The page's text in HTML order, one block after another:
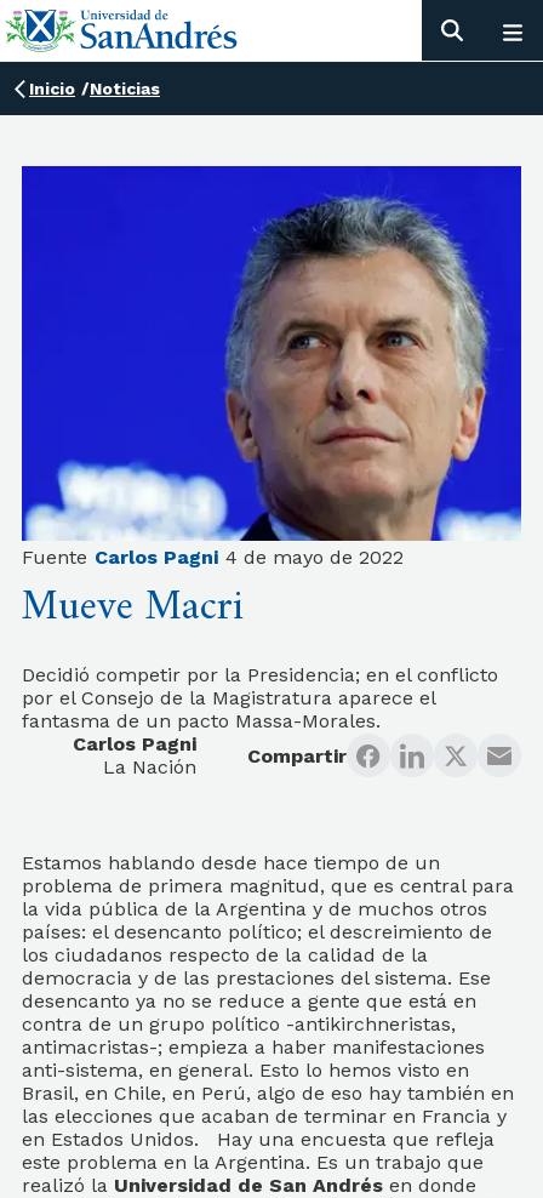
Inicio /Noticias
Fuente Carlos Pagni 4 de mayo de 2022
Mueve Macri
Decidió competir por la Presidencia; en el conflicto
por el Consejo de la Magistratura aparece el
fantasma de un pacto Massa-Morales.
Carlos Pagni
La Nación
Compartir
Estamos hablando desde hace tiempo de un
problema de primera magnitud, que es central para
la vida pública de la Argentina y de muchos otros
países: el desencanto político; el descreimiento de
los ciudadanos respecto de la calidad de la
democracia y de las prestaciones del sistema. Ese
desencanto ya no se reduce a gente que está en
contra de un grupo político -antikirchneristas,
antimacristas-; empieza a haber manifestaciones
anti-sistema, en general. Esto lo hemos visto en
Brasil, en Chile, en Perú, algo de eso hay también en
las elecciones que acaban de terminar en Francia y
en Estados Unidos. Hay una encuesta que refleja
este problema en la Argentina. Es un trabajo que
realizó la Universidad de San Andrés en donde estudian los niveles de satisfacción política. En este caso, analiza la imagen de las principales organizaciones, actores y sectores. Empiezo por el final: los jueces tienen un 59% de imagen negativa y un 5% de imagen muy buena, están en el fondo del mar. El kirchnerismo tiene un 67% negativa; el FMI un 41% y un 14% de imagen positiva. ¿Quiénes son los que tienen mejor imagen? Los científicos con solo 4% de imagen negativa; las pymes, con muy baja imagen negativa, con todo lo que representa el concepto respecto a la cuestión del trabajo, la producción; y el campo con un 14% de imagen negativa, entre otros. En el mismo estudio, empieza a aparecer una reivindicación de organizaciones que la gente tiene asociadas con el orden como la Gendarmería y las Fuerzas Armadas. Aunque parece que no es lo mismo que la policía, que tiene 31% de muy mala, 17% de buena y solo 3% de muy buena. Los periodistas estamos ahí, con un 24% de imagen negativa, cerca de los medios de comunicación que tienen un 27% de imagen negativa. No está tan mal el movimiento feminista, donde hay una polarización. Los radicales se encuentran en el medio de la tabla, con un 27% de imagen muy mala, 5% muy buena y un 24% de buena. El Pro tiene imagen más negativa que el radicalismo y la misma imagen de positiva y de buena. Las organizaciones de Derechos Humanos también muestran una polarización, crece la muy buena y la muy mala. La Iglesia tiene un 34% de muy mala. Y se puede seguir. Llaman la atención los movimientos sociales que tienen una imagen muy mala del 43%; el Congreso tiene un 42% de imagen muy mala, solo el 2% de muy buena. Está tan escaso de consideración como los jueces, parecido a los sindicatos. Las corporaciones políticas parecen estar en tela de juicio y eso se refleja en una radicalización, a través de la cual empiezan a predominar figuras, corrientes, discursos que se ponen en contra de todo. Por la izquierda, está el trotskismo que se presenta como antisistema. En contra del capitalismo, de una forma de organización de la sociedad. Del otro lado, en la derecha, hay un fenómeno que se cuida de decir que está en contra del sistema, aclara que está a favor de su existencia, pero que va en contra de una casta: ese es Javier Milei. Crece sin estructura, como un planteo de agitación contra el status quo, en parte porque mucha gente adhiere a posturas anti-Estado. Es lo que pasa cuando hay alta inflación y, sobre todo, cuando se presume que esa escalada tiene que ver con el exceso de gasto público y la forma espuria de financiar ese gasto público. Pero hay más que eso en Milei. Muy probablemente adhieren a él porque lo ven enojado y ven que en ese enojo está el propio enojo. Está creciendo el trotskismo, relativamente. También está creciendo Milei en todo el país. Esto quiere decir que el centro se achica, como vimos en las elecciones del año pasado donde el Frente de Todos perdió 4 millones de votos y Juntos por el Cambio también perdió alrededor de un millón de votos, comparado con el 2019. Es verdad que fueron elecciones parlamentarias, en las que suele haber más dispersión. Esos votos disidentes van a estas expresiones y también al voto en blanco y a la abstención. Es un problema de adhesión, de confianza de la gente en el sistema político y en la democracia. Ahora, esa pérdida que tiene el centro, el drenaje de votos y de confianza que tienen las dos coaliciones principales, la que rodea al Gobierno, el Frente de Todos, y la de Juntos por el Cambio, no es una pérdida homogénea. Pierden más los que expresan los extremos de esas coaliciones. Ese es el problema si miramos la coalición del Gobierno. No solamente en la relación entre Alberto Fernández y Cristina Kirchner. También empieza a haber disconformidad en la relación de los gobernadores con Alberto Fernández, que son otro actor, coral y por lo tanto menos identificable. No es una persona, son muchos, con distintos intereses y que hablan en voz baja porque no quieren pelearse con el Gobierno abiertamente. Tiene sentido que Cristina Kirchner esté inquieta con Fernández. Un cuadro de la Universidad Di Tella muestra un índice de 0 a 5 la confianza en el Gobierno. Pero el economista Fernando Marull lo tradujo en un índice de 0 a 100 y lo combinó con las elecciones y los resultados electorales del oficialismo en cada caso. Hay una magia rara que hace que este índice de confianza en el momento que se produce la elección da lo mismo que los votos que obtuvo el oficialismo en esa elección. Por ejemplo, en las elecciones del año pasado, 32 fue el índice y 33,6 fue el resultado de las elecciones. Quiere decir que, si hoy hubiera elecciones, el Gobierno sacaría 28,8. Sigue perdiendo votos. Algo que observan los analistas de opinión pública, que es inesperado para el Gobierno, sobre todo para Cristina, es que los votos que pierde Fernández los pierde sobre todo en los sectores más vulnerables de la sociedad. Pierde más votos pobres que votos de clase media. Es cuando Cristina Kirchner, el kirchnerismo duro, las organizaciones sindicales ligadas a ellos, inclusive los movimientos sociales -que muchas veces están alineados con Alberto Fernández- y La Cámpora, piensan: “Está liquidando nuestro patrimonio electoral, se está patinando nuestro activo”. Por un problema central: el deterioro de los ingresos de todos; de los asalariados, de los que viven de planes sociales, de los que viven de jubilaciones o de los que viven en la informalidad. Eso es determinante: si superpusiéramos una curva que tenga que refleje las fluctuaciones del salario real daría bastante parecido a esa curva de índice de confianza del Gobierno y a los niveles electorales. Entonces, esto es lo que produce una quiebra, y esa quiebra tuvo una expresión ahora en el Senado: ya el oficialismo tiene dos bloques. Lo que era el bloque del Frente de Todos no existe más: hay un bloque que se llama Frente Nacional y Popular; y otro que lleva el nombre del partido de la vicepresidenta, Cristina Kirchner, Unidad Ciudadana. Quien quiera saber dónde está la vicepresidenta, está ahí, en ese bloque, que es el bloque de los propios. Aparentemente, se dividió para conseguir un representante más en el Consejo de la Magistratura, cargo que le correspondía según la organización de los bloques hasta el viernes a la noche a Luis Juez, que pertenece a un bloque que se llama PRO Federal, y es la segunda minoría, o lo era. Ahora, la pregunta -por eso digo aparentemente- un poco más mal pensada es si no habrá querido un consejero más para poder dividir el bloque. ¿Qué le interesaba más, tener un consejero más? ¿O descubrió una excusa impecable para romper el oficialismo en el Congreso, empezar a armar ya dos estructuras, mandar un mensaje en todas las direcciones de que esto ya está roto con la excusa del Consejo de la Magistratura? El gran problema del que rompe es el costo de la ruptura. Aquí ella logró una ruptura que nadie desde la Casa Rosada le reprocha. Ahora hay dos bloques. El de Unidad Ciudadana es probable que se siga expresando en otras encrucijadas más complicadas para el Gobierno. Hay una enorme preocupación por quedar asociado a un proyecto político que se va volviendo más y más impopular. Esta ruptura tiene además otra dimensión: la geopolítica. El mundo está en un conflicto, ya en el Kremlin, el canciller ruso habla de Tercera Guerra Mundial y dice que hay que prevenirla. Pero lo diga o no Rusia, la importancia y el lugar que ocupa Rusia en la economía energética, y el nivel de globalización que tiene el mundo, hacen que una guerra donde intervienen esos actores sea mundial. Aunque no lo sea así en términos territoriales. Todas son dinámicas globales. En esa escena, ya es imposible la equidistancia. Lo que se esperan son alineamientos y dentro del Gobierno hay una enorme discusión respecto de eso. Es evidente que Jorge Argüello, el embajador en Estados Unidos, Gustavo Beliz, que es el secretario de Asuntos Estratégicos, el propio Alberto Fernández, quieren un alineamiento con Estados Unidos y Europa. Cuando Alberto Fernández felicita a Macron y caracteriza negativamente a Le Pen, esa caracterización le cabe como un traje a Putin. Del otro lado Cristina Kirchner y mucha gente que la rodea, tienen un alineamiento más ligado a sistemas opacos desde el punto de vista político: Rusia, China, determinadas dictaduras latinoamericanas que se abstienen sistemáticamente de condenar. Ha llegado al país una persona importante, una generala o general -como usted prefiera-, Laura Richardson. Es la máxima autoridad del Pentágono para el hemisferio sur, el famoso comando sur de las fuerzas armadas norteamericanas. El año pasado estuvo el antecesor de ella, preocupado por el alineamiento de la Argentina. Se va a ver seguramente con Taiana. Los americanos han depuesto una cantidad de prejuicios y lo miran con mucha simpatía. Una incógnita, ¿se va a reunir con Cristina Kirchner? El embajador ya se reunió con la vice, quedaron los dos muy bien impresionados. Ahora viene alguien del sistema de Defensa, ¿se va a encontrar con ella? ¿De qué hablarían? La tolerancia al alineamiento difuso es cada vez más baja en un mundo en guerra. Esa alineación pega en la relación entre Cristina Kirchner y Alberto Fernández. Además está el problema del Consejo de la Magistratura, una situación enredada, llena de detalles técnicos. La vicepresidenta dio la orden de que se desprenda un sub-bloque del Frente de Todos. Armó uno minoritario para poder sacar de ahí al representante de la segunda minoría para cubrir esa banca en el Consejo. Pero, se equivoca. En ese nuevo bloque aparece Mariano Recalde. Es obvio que va a estar en el bloque de Cristina, es una prominente figura de La Cámpora sobre todo en lo que tiene que ver con lo judicial. Pero la vicepresidenta se equivocó porque Recalde ya es consejero por la mayoría y no puede ser pasado a la minoría. Los colaboradores de la vicepresidenta se dan cuenta de este problema